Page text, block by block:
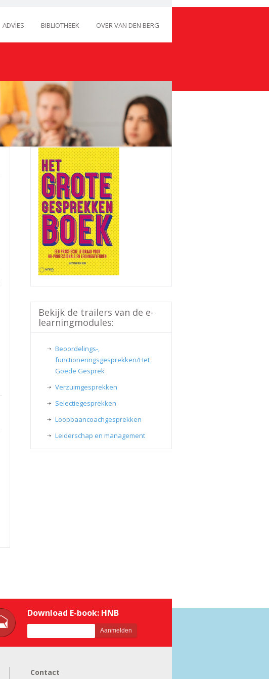
ADVIES BIBLIOTHEEK OVER VAN DEN BERG
Bekijk de trailers van de e-
learningmodules:
Beoordelings-,
functioneringsgesprekken/Het
Goede Gesprek
Verzuimgesprekken
Selectiegesprekken
Loopbaancoachgesprekken
Leiderschap en management
Download E-book: HNB
Contact